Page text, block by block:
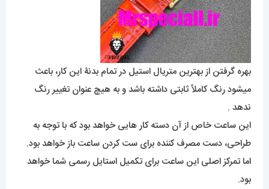
بهره گرفتن از بهترین متریال استیل در تمام بدنۀ این کار، باعث
میشود رنگ کاملاً ثابتی داشته باشد و به هیچ عنوان تغییر رنگ
ندهد .
این ساعت خاص از آن دسته کار هایی خواهد بود که با توجه به
طراحی، دست مصرف کننده برای ست کردن ساعت باز خواهد بود.
اما تمرکز اصلی این ساعت برای تکمیل استایل رسمی شما خواهد
بود.